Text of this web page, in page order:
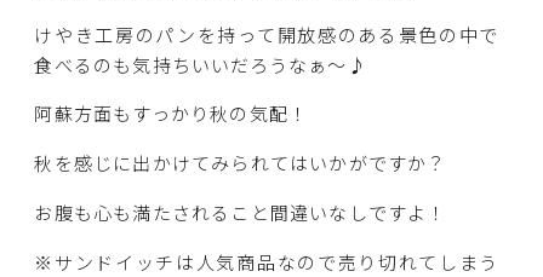
けやき工房のパンを持って開放感のある景色の中で
食べるのも気持ちいいだろうなぁ～♪
阿蘇方面もすっかり秋の気配！
秋を感じに出かけてみられてはいかがですか？
お腹も心も満たされること間違いなしですよ！
※サンドイッチは人気商品なので売り切れてしまう